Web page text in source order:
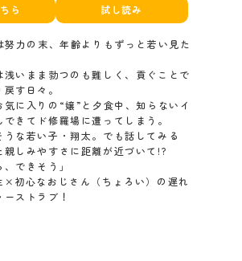
ら 試し読み
努力の末、年齢よりもずっと若い見た
浅いまま勃つのも難しく、貢ぐことで
す日々。
に入りの“嬢”と夕食中、知らないイ
きてド修羅場に遭ってしまう。
な若い子・翔太。でも話してみる
親しみやすさに距離が近づいて!?
できそう」
×初心なおじさん（ちょろい）の遅れ
ストラブ！